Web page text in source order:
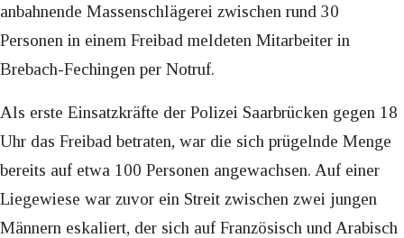
anbahnende Massenschlägerei zwischen rund 30
Personen in einem Freibad meldeten Mitarbeiter in
Brebach-Fechingen per Notruf.
Als erste Einsatzkräfte der Polizei Saarbrücken gegen 18
Uhr das Freibad betraten, war die sich prügelnde Menge
bereits auf etwa 100 Personen angewachsen. Auf einer
Liegewiese war zuvor ein Streit zwischen zwei jungen
Männern eskaliert, der sich auf Französisch und Arabisch